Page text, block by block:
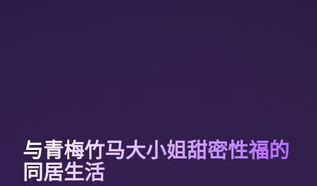
与青梅竹马大小姐甜密性福的
同居生活